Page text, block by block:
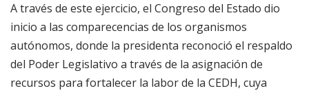
A través de este ejercicio, el Congreso del Estado dio
inicio a las comparecencias de los organismos
autónomos, donde la presidenta reconoció el respaldo
del Poder Legislativo a través de la asignación de
recursos para fortalecer la labor de la CEDH, cuya